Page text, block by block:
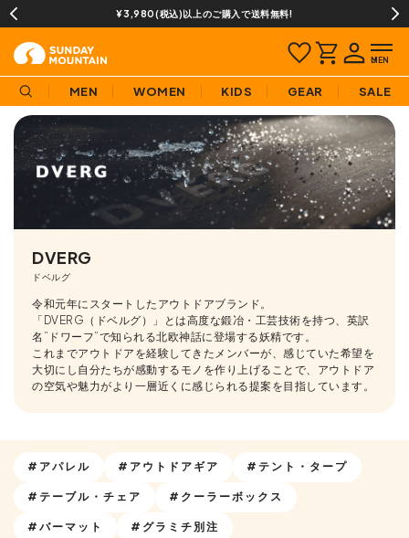
¥3,980(税込)以上のご購入で送料無料!
MEN WOMEN KIDS GEAR SALE
DVERG
ドベルグ
令和元年にスタートしたアウトドアブランド。
「DVERG（ドベルグ）」とは高度な鍛冶・工芸技術を持つ、英訳
名”ドワーフ”で知られる北欧神話に登場する妖精です。
これまでアウトドアを経験してきたメンバーが、感じていた希望を
大切にし自分たちが感動するモノを作り上げることで、アウトドア
の空気や魅力がより一層近くに感じられる提案を目指しています。
#アパレル #アウトドアギア #テント・タープ
#テーブル・チェア #クーラーボックス
#バーマット #グラミチ別注